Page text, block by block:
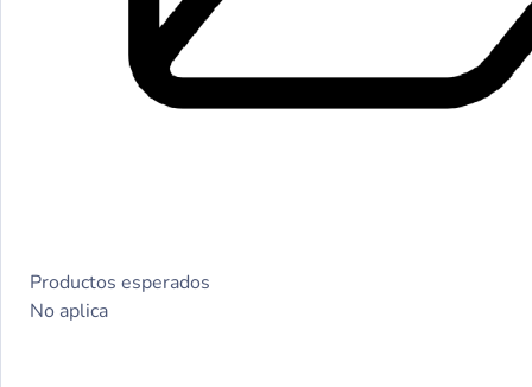
Productos esperados
No aplica